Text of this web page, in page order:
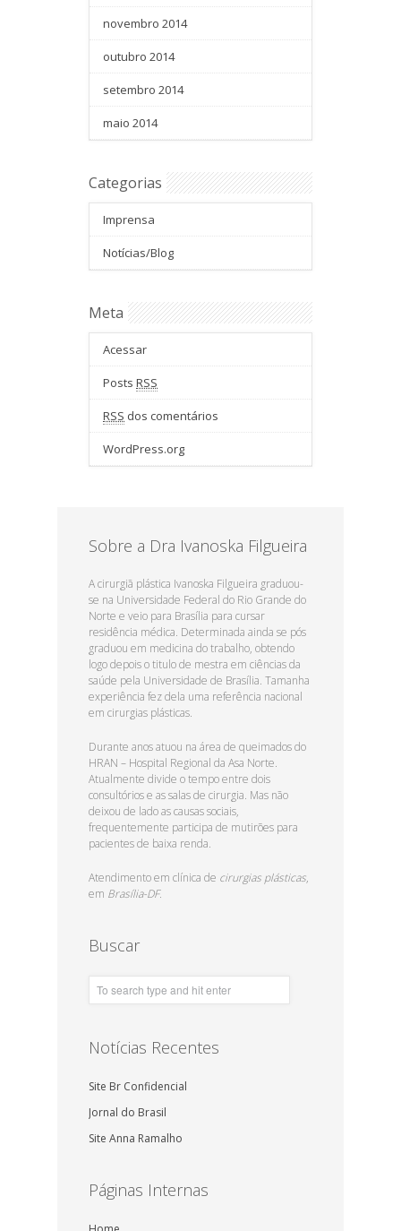
novembro 2014
outubro 2014
setembro 2014
maio 2014
Categorias
Imprensa
Notícias/Blog
Meta
Acessar
Posts RSS
RSS dos comentários
WordPress.org
Sobre a Dra Ivanoska Filgueira
A cirurgiã plástica Ivanoska Filgueira graduou-
se na Universidade Federal do Rio Grande do
Norte e veio para Brasília para cursar
residência médica. Determinada ainda se pós
graduou em medicina do trabalho, obtendo
logo depois o titulo de mestra em ciências da
saúde pela Universidade de Brasília. Tamanha
experiência fez dela uma referência nacional
em cirurgias plásticas.
Durante anos atuou na área de queimados do
HRAN – Hospital Regional da Asa Norte.
Atualmente divide o tempo entre dois
consultórios e as salas de cirurgia. Mas não
deixou de lado as causas sociais,
frequentemente participa de mutirões para
pacientes de baixa renda.
Atendimento em clínica de cirurgias plásticas,
em Brasília-DF.
Buscar
Notícias Recentes
Site Br Confidencial
Jornal do Brasil
Site Anna Ramalho
Páginas Internas